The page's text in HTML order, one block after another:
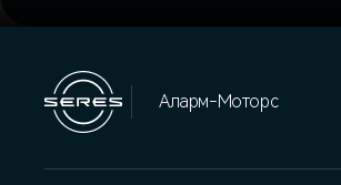
Аларм-Моторс